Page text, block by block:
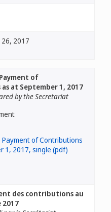
2017
of
at September 1, 2017
by the Secretariat
des contributions au
2017